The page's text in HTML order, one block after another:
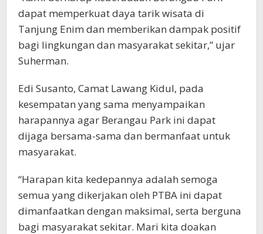
dapat memperkuat daya tarik wisata di
Tanjung Enim dan memberikan dampak positif
bagi lingkungan dan masyarakat sekitar,” ujar
Suherman.
Edi Susanto, Camat Lawang Kidul, pada
kesempatan yang sama menyampaikan
harapannya agar Berangau Park ini dapat
dijaga bersama-sama dan bermanfaat untuk
masyarakat.
“Harapan kita kedepannya adalah semoga
semua yang dikerjakan oleh PTBA ini dapat
dimanfaatkan dengan maksimal, serta berguna
bagi masyarakat sekitar. Mari kita doakan